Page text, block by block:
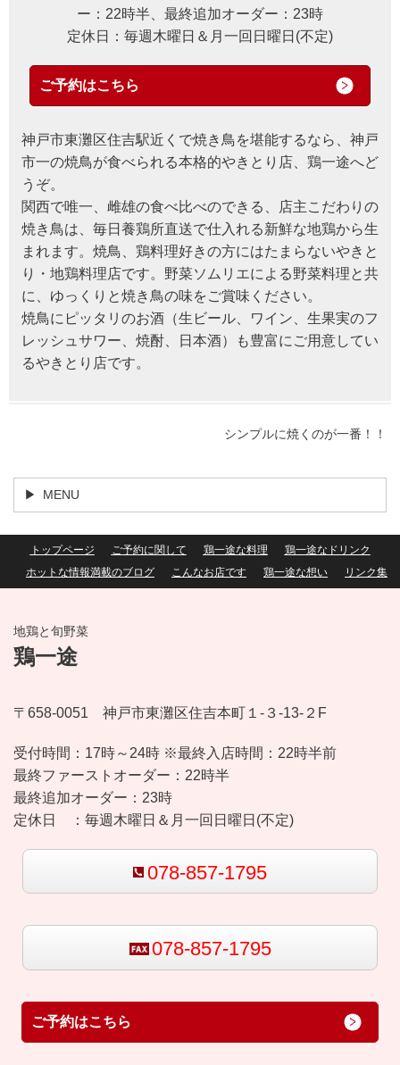
ー：22時半、最終追加オーダー：23時
定休日：毎週木曜日＆月一回日曜日(不定)
ご予約はこちら
神戸市東灘区住吉駅近くで焼き鳥を堪能するなら、神戸
市一の焼鳥が食べられる本格的やきとり店、鶏一途へど
うぞ。
関西で唯一、雌雄の食べ比べのできる、店主こだわりの
焼き鳥は、毎日養鶏所直送で仕入れる新鮮な地鶏から生
まれます。焼鳥、鶏料理好きの方にはたまらないやきと
り・地鶏料理店です。野菜ソムリエによる野菜料理と共
に、ゆっくりと焼き鳥の味をご賞味ください。
焼鳥にピッタリのお酒（生ビール、ワイン、生果実のフ
レッシュサワー、焼酎、日本酒）も豊富にご用意してい
るやきとり店です。
シンプルに焼くのが一番！！
MENU
トップページ ご予約に関して 鶏一途な料理
鶏一途なドリンク
ホットな情報満載のブログ
こんなお店です 鶏一途な想い リンク集
地鶏と旬野菜
鶏一途
〒658-0051 神戸市東灘区住吉本町１-３-13-２F
受付時間： 17時～24時 ※最終入店時間：22時半前
最終ファーストオーダー：22時半
最終追加オーダー：23時
定休日 ： 毎週木曜日＆月一回日曜日(不定)
078-857-1795
078-857-1795
ご予約はこちら